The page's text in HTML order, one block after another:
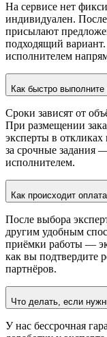
На сервисе нет
индивидуален.
присылают
подходящий
исполнителем
Как быстро выполните
Сроки зависят от
При размещении
эксперты в
за срочные задания
исполнителем.
Как происходит
После выбора
другим удобным
приёмки работы —
как вы подтвердите
партнёров.
Что делать, если
У нас бессрочная